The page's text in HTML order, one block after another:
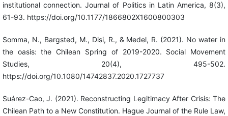
institutional connection. Journal of Politics in Latin America, 8(3),
61-93. https://doi.org/10.1177/1866802X1600800303
Somma, N., Bargsted, M., Disi, R., & Medel, R. (2021). No water in
the oasis: the Chilean Spring of 2019-2020. Social Movement
Studies, 20(4), 495-502.
https://doi.org/10.1080/14742837.2020.1727737
Suárez-Cao, J. (2021). Reconstructing Legitimacy After Crisis: The
Chilean Path to a New Constitution. Hague Journal of the Rule Law,